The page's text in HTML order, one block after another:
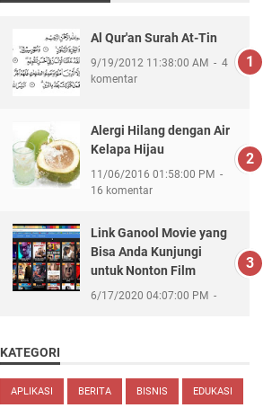
Al Qur'an Surah At-Tin
9/19/2012 11:38:00 AM
4
komentar
Alergi Hilang dengan Air
Kelapa Hijau
11/06/2016 01:58:00 PM
16 komentar
Link Ganool Movie yang
Bisa Anda Kunjungi
untuk Nonton Film
6/17/2020 04:07:00 PM
KATEGORI
APLIKASI BERITA BISNIS EDUKASI